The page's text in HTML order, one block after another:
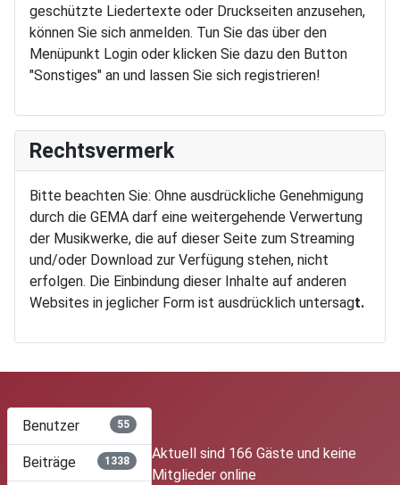
geschützte Liedertexte oder Druckseiten anzusehen,
können Sie sich anmelden. Tun Sie das über den
Menüpunkt Login oder klicken Sie dazu den Button
"Sonstiges" an und lassen Sie sich registrieren!
Rechtsvermerk
Bitte beachten Sie: Ohne ausdrückliche Genehmigung
durch die GEMA darf eine weitergehende Verwertung
der Musikwerke, die auf dieser Seite zum Streaming
und/oder Download zur Verfügung stehen, nicht
erfolgen. Die Einbindung dieser Inhalte auf anderen
Websites in jeglicher Form ist ausdrücklich untersagt.
Benutzer 55
Beiträge 1338
Aktuell sind 166 Gäste und keine
Mitglieder online